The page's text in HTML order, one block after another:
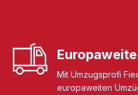
Mit Umzugsprofi
europaweiten